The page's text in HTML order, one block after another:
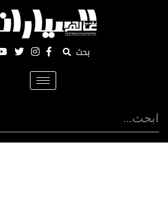
بحث
Toggle
navigation